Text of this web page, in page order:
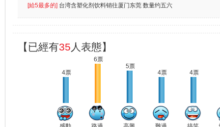
[給5最多的] 台湾含塑化剂饮料销往厦门东莞 数量约五六
【已經有35 人表態】
4票
6票
5票
4票 4票